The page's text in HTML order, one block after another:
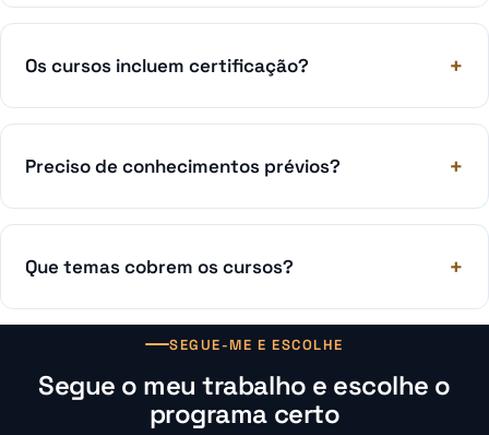
Os cursos incluem certificação?
Preciso de conhecimentos prévios?
Que temas cobrem os cursos?
SEGUE-ME E ESCOLHE
Segue o meu trabalho e escolhe o
programa certo